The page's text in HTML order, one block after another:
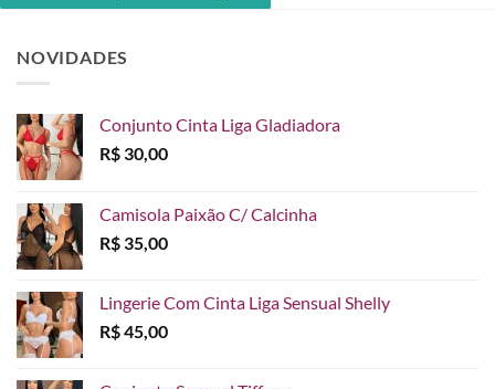
NOVIDADES
Conjunto Cinta Liga Gladiadora
R$ 30,00
Camisola Paixão C/ Calcinha
R$ 35,00
Lingerie Com Cinta Liga Sensual Shelly
R$45,00